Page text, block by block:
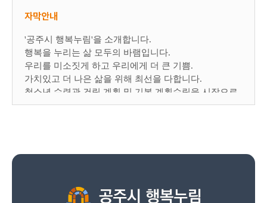
자막안내
'공주시 행복누림'을 소개합니다.
행복을 누리는 삶 모두의 바램입니다.
우리를 미소짓게 하고 우리에게 더 큰 기쁨.
가치있고 더 나은 삶을 위해 최선을 다합니다.
청소년 수련관 건립 계획 및 기본 계획수립을 시작으로
2022년 공사에 착수하여